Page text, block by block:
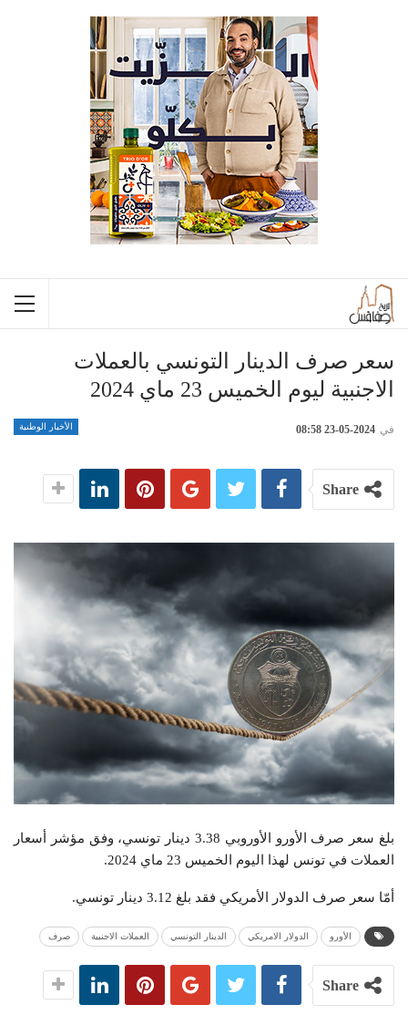
سعر صرف الدينار التونسي بالعملات
الاجنبية ليوم الخميس 23 ماي 2024
الأخبار الوطنية في 2024-05-23 08:58
Share
بلغ سعر صرف الأورو الأوروبي 3.38 دينار تونسي، وفق مؤشر أسعار
العملات في تونس لهذا اليوم الخميس 23 ماي 2024.
أمّا سعر صرف الدولار الأمريكي فقد بلغ 3.12 دينار تونسي.
الأورو الدولار الامريكي الدينار التونسي العملات الاجنبية صرف
Share